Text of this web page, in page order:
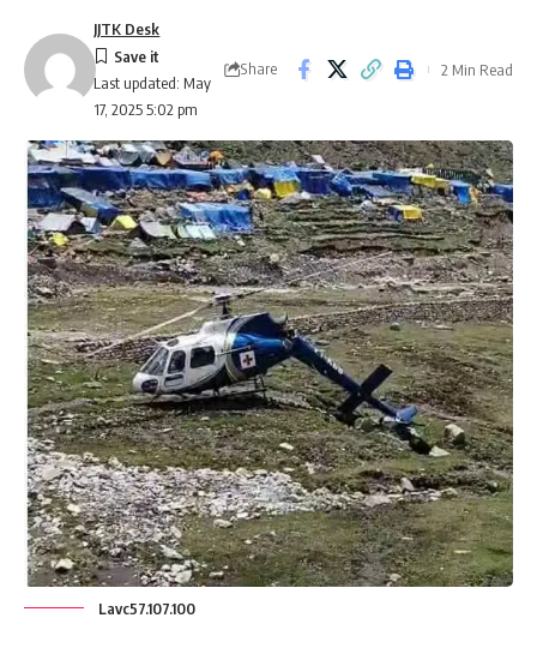
Last updated: May
17, 2025 5:02 pm
JJTK Desk
Share 2 Min Read
Lavc57.107.100